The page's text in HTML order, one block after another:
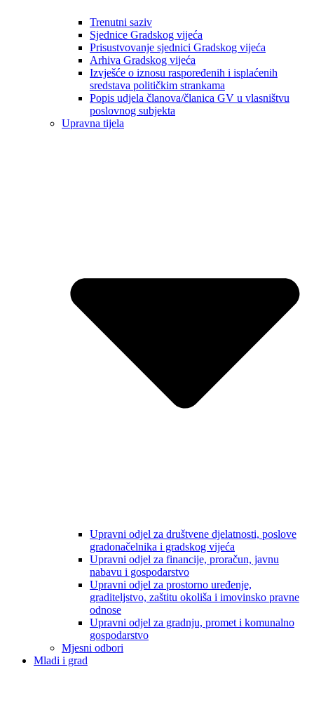
Trenutni saziv
Sjednice Gradskog vijeća
Prisustvovanje sjednici Gradskog vijeća
Arhiva Gradskog vijeća
Izvješće o iznosu raspoređenih i isplaćenih
sredstava političkim strankama
Popis udjela članova/članica GV u vlasništvu
poslovnog subjekta
Upravna tijela
Upravni odjel za društvene djelatnosti, poslove
gradonačelnika i gradskog vijeća
Upravni odjel za financije, proračun, javnu
nabavu i gospodarstvo
Upravni odjel za prostorno uređenje,
graditeljstvo, zaštitu okoliša i imovinsko pravne
odnose
Upravni odjel za gradnju, promet i komunalno
gospodarstvo
Mjesni odbori
Mladi i grad